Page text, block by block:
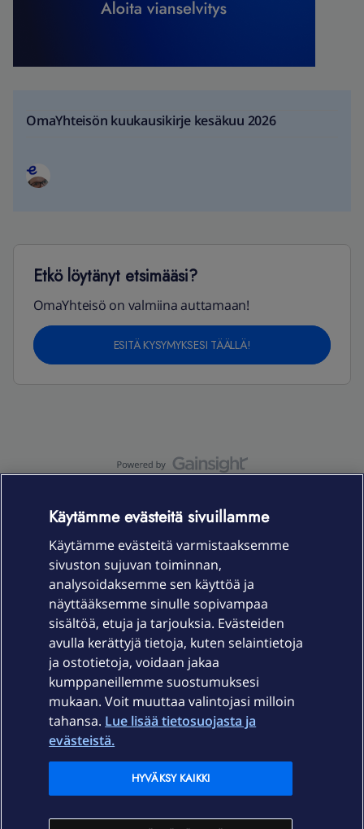
OmaYhteisön kuukausikirje kesäkuu 2026
Etkö löytänyt etsimääsi?
OmaYhteisö on valmiina auttamaan!
ESITÄ KYSYMYKSESI TÄÄLLÄ!
Laitteet & liittymät
Palvelut
Ajankohtaista
Elisa Oyj
In English
Käytämme evästeitä sivuillamme
Käytämme evästeitä varmistaaksemme
sivuston sujuvan toiminnan,
analysoidaksemme sen käyttöä ja
näyttääksemme sinulle sopivampaa
sisältöä, etuja ja tarjouksia. Evästeiden
avulla kerättyjä tietoja, kuten selaintietoja
ja ostotietoja, voidaan jakaa
kumppaneillemme suostumuksesi
mukaan. Voit muuttaa valintojasi milloin
tahansa. Lue lisää tietosuojasta ja
evästeistä.
HYVÄKSY KAIKKI